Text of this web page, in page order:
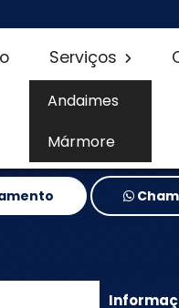
Serviços
Andaimes
Mármore